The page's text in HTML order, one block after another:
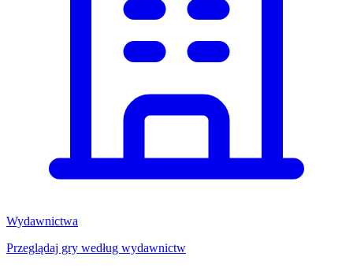
Wydawnictwa
Przeglądaj gry według wydawnictw